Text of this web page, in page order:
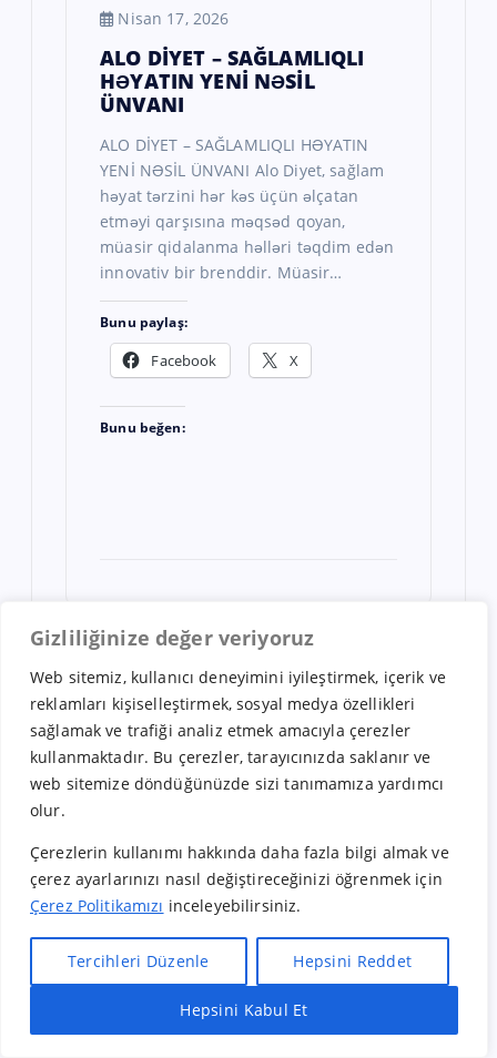
Gizliliğinize değer veriyoruz
Web sitemiz, kullanıcı deneyimini iyileştirmek, içerik ve
reklamları kişiselleştirmek, sosyal medya özellikleri
sağlamak ve trafiği analiz etmek amacıyla çerezler
kullanmaktadır. Bu çerezler, tarayıcınızda saklanır ve
web sitemize döndüğünüzde sizi tanımamıza yardımcı
olur.
Çerezlerin kullanımı hakkında daha fazla bilgi almak ve
çerez ayarlarınızı nasıl değiştireceğinizi öğrenmek için
Çerez Politikamızı inceleyebilirsiniz.
Tercihleri Düzenle Hepsini Reddet
Hepsini Kabul Et
Nisan 17, 2026
ALO DİYET – SAĞLAMLIQLI
HƏYATIN YENİ NƏSİL
ÜNVANI
ALO DİYET – SAĞLAMLIQLI HƏYATIN
YENİ NƏSİL ÜNVANI Alo Diyet, sağlam
həyat tərzini hər kəs üçün əlçatan
etməyi qarşısına məqsəd qoyan,
müasir qidalanma həlləri təqdim edən
innovativ bir brenddir. Müasir…
Bunu paylaş:
Facebook X
Bunu beğen:
DANIŞMANLIK GENEL
Nisan 9, 2026
Türkiye’de En Hızlı Geri
Dönüş Sağlayan Franchise
Sektörleri
Türkiye’de En Hızlı Geri Dönüş
Hızlı Bayilik Al